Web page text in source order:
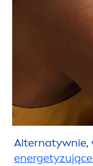
Alternatywnie,